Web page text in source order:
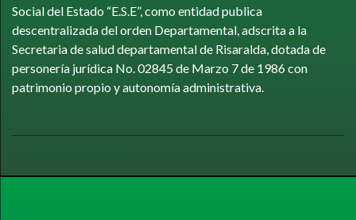
Social del Estado “E.S.E”, como entidad publica
descentralizada del orden Departamental, adscrita a la
Secretaria de salud departamental de Risaralda, dotada de
personería jurídica No. 02845 de Marzo 7 de 1986 con
patrimonio propio y autonomía administrativa.